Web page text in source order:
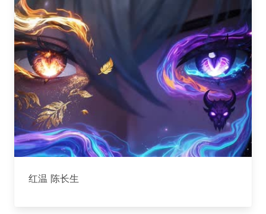
红温 陈长生